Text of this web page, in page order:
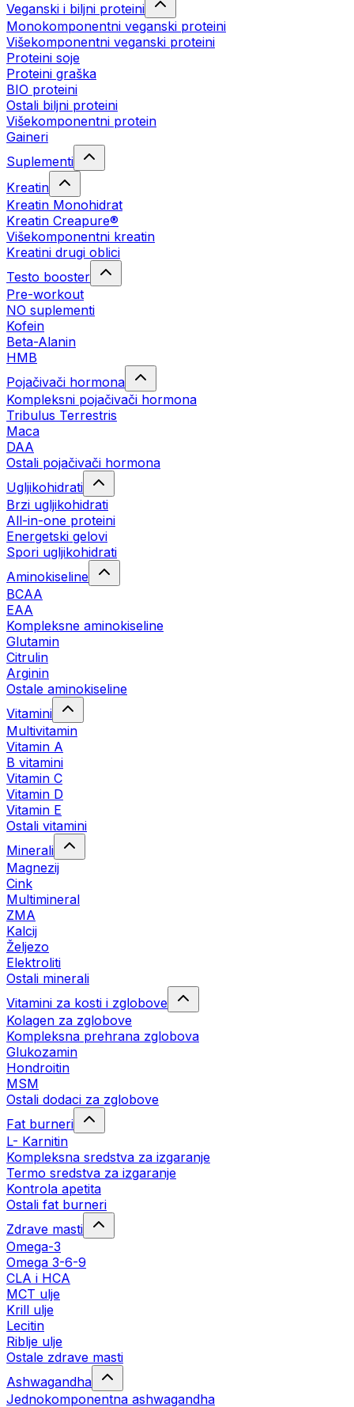
Veganski i biljni proteini
Monokomponentni veganski proteini
Višekomponentni veganski proteini
Proteini soje
Proteini graška
BIO proteini
Ostali biljni proteini
Višekomponentni protein
Gaineri
Suplementi
Kreatin
Kreatin Monohidrat
Kreatin Creapure®
Višekomponentni kreatin
Kreatini drugi oblici
Testo booster
Pre-workout
NO suplementi
Kofein
Beta-Alanin
HMB
Pojačivači hormona
Kompleksni pojačivači hormona
Tribulus Terrestris
Maca
DAA
Ostali pojačivači hormona
Ugljikohidrati
Brzi ugljikohidrati
All-in-one proteini
Energetski gelovi
Spori ugljikohidrati
Aminokiseline
BCAA
EAA
Kompleksne aminokiseline
Glutamin
Citrulin
Arginin
Ostale aminokiseline
Vitamini
Multivitamin
Vitamin A
B vitamini
Vitamin C
Vitamin D
Vitamin E
Ostali vitamini
Minerali
Magnezij
Cink
Multimineral
ZMA
Kalcij
Željezo
Elektroliti
Ostali minerali
Vitamini za kosti i zglobove
Kolagen za zglobove
Kompleksna prehrana zglobova
Glukozamin
Hondroitin
MSM
Ostali dodaci za zglobove
Fat burneri
L- Karnitin
Kompleksna sredstva za izgaranje
Termo sredstva za izgaranje
Kontrola apetita
Ostali fat burneri
Zdrave masti
Omega-3
Omega 3-6-9
CLA i HCA
MCT ulje
Krill ulje
Lecitin
Riblje ulje
Ostale zdrave masti
Ashwagandha
Jednokomponentna ashwagandha